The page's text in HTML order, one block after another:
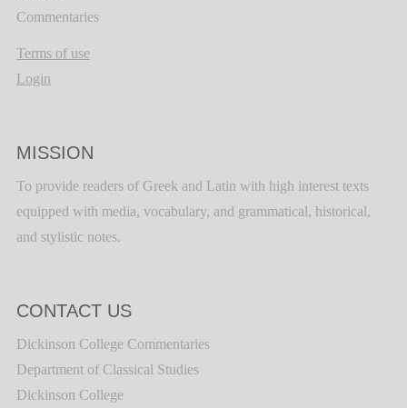
Commentaries
Terms of use
Login
MISSION
To provide readers of Greek and Latin with high interest texts
equipped with media, vocabulary, and grammatical, historical,
and stylistic notes.
CONTACT US
Dickinson College Commentaries
Department of Classical Studies
Dickinson College